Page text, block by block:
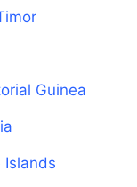
Guinea
Islands